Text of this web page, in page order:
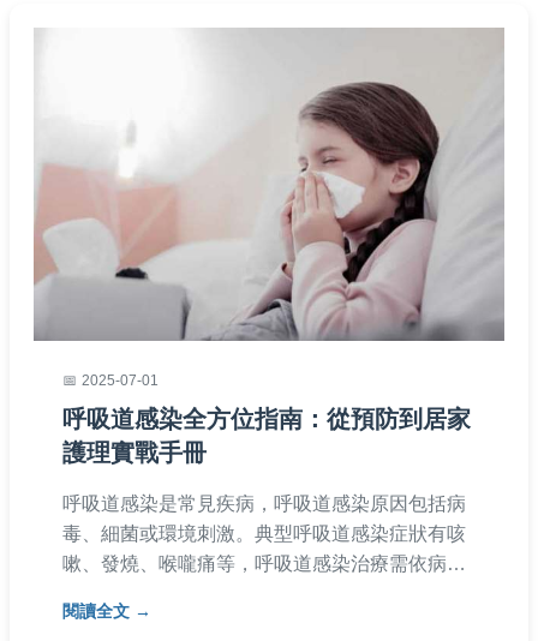
2025-07-01
呼吸道感染全方位指南：從預防到居家
護理實戰手冊
呼吸道感染是常見疾病，呼吸道感染原因包括病
毒、細菌或環境刺激。典型呼吸道感染症狀有咳
嗽、發燒、喉嚨痛等，呼吸道感染治療需依病因
口罩、勤洗手可降低風險，若患病時呼吸道感染
閱讀全文